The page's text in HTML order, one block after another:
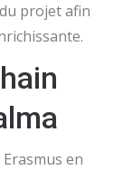
projet afin
en